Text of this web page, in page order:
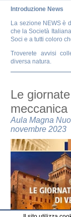
Introduzione News
La sezione NEWS è
che la Società
Soci e a tutti coloro
Troverete avvisi
diversa natura.
Le
meccanica
Aula Magna
novembre 2023